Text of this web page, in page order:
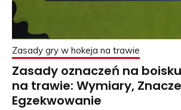
Zasady gry w hokeja na trawie
Zasady oznaczeń na
na trawie: Wymiary,
Egzekwowanie